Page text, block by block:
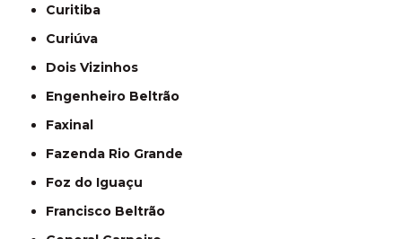
Curitiba
Curiúva
Dois Vizinhos
Engenheiro Beltrão
Faxinal
Fazenda Rio Grande
Foz do Iguaçu
Francisco Beltrão